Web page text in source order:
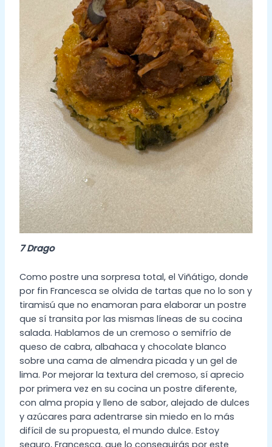
7 Drago
Como postre una sorpresa total, el Viñátigo, donde
por fin Francesca se olvida de tartas que no lo son y
tiramisú que no enamoran para elaborar un postre
que sí transita por las mismas líneas de su cocina
salada. Hablamos de un cremoso o semifrío de
queso de cabra, albahaca y chocolate blanco
sobre una cama de almendra picada y un gel de
lima. Por mejorar la textura del cremoso, sí aprecio
por primera vez en su cocina un postre diferente,
con alma propia y lleno de sabor, alejado de dulces
y azúcares para adentrarse sin miedo en lo más
difícil de su propuesta, el mundo dulce. Estoy
seguro, Francesca, que lo conseguirás por este